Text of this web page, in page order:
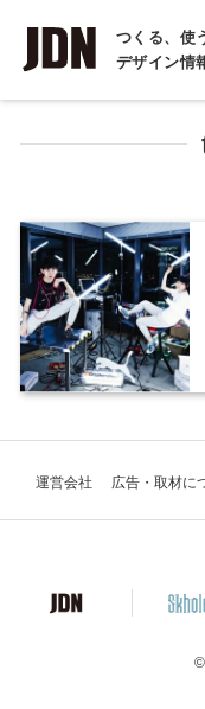
つくる、使
デザイン情
インタビュー
COLUMN
コラム
運営会社 広告・取材に